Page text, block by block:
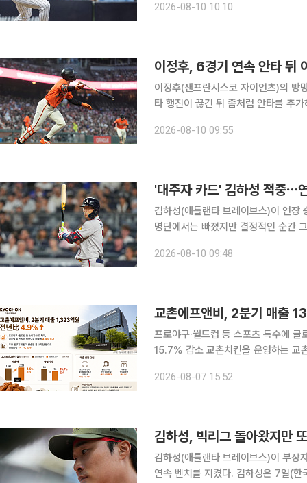
아메리칸패밀리필드에서 열린 2026
2026-08-10 10:10
이정후, 6경기 연속 안타
이정후(샌프란시스코 자이언츠)의
타 행진이 끊긴 뒤 좀처럼 안타를 추
린 2026 미국프로야구 메이저리그
2026-08-10 09:55
'대주자 카드' 김하성 적중⋯
김하성(애틀랜타 브레이브스)이 연장
명단에서는 빠졌지만 결정적인 순간 그라운드
와의 원정 경기에서 연장 10회초 대주
2026-08-10 09:48
교촌에프앤비, 2분기 매출
프로야구·월드컵 등 스포츠 특수에
15.7% 감소 교촌치킨을 운영하는 교촌에프앤비가 올해 2분기 치킨 수요 확대와 글로벌·신사업 성
교촌에프앤비는 올해 2분기 연결 기
2026-08-07 15:52
김하성, 빅리그 돌아왔지만
김하성(애틀랜타 브레이브스)이 부상
연속 벤치를 지켰다. 김하성은 7일(한국시간) 미국 조지아주 애틀랜타 트루이스트 파크에서 열린